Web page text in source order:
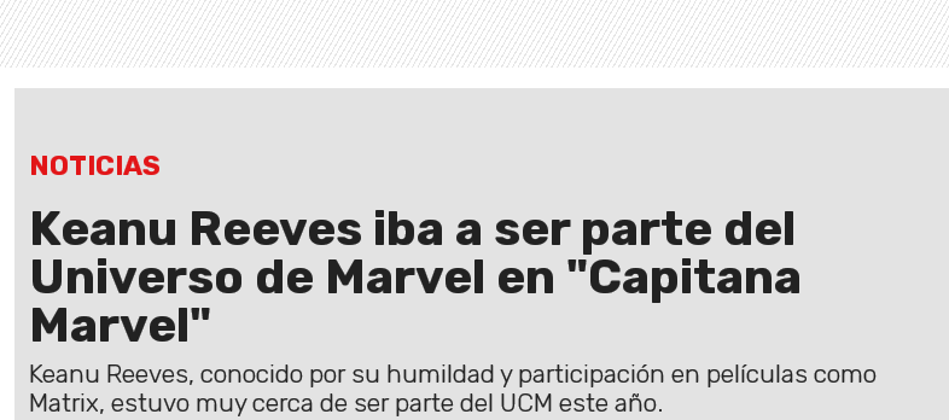
NOTICIAS
Keanu Reeves iba a ser parte del
Universo de Marvel en "Capitana
Marvel"
Keanu Reeves, conocido por su humildad y participación en películas como
Matrix, estuvo muy cerca de ser parte del UCM este año.